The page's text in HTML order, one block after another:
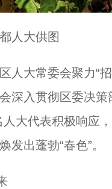
人大供图
大常委会聚力“招
深入贯彻区委决
人大代表积极响应
出蓬勃“春色”。